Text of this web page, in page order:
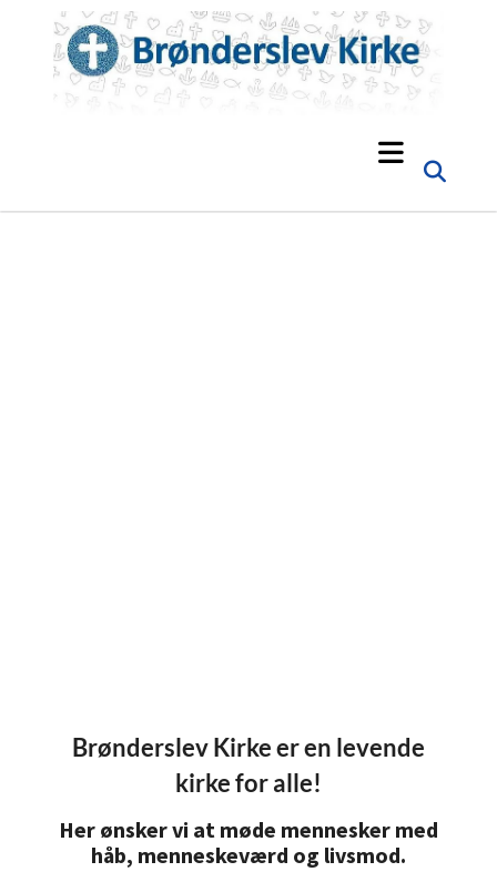
Brønderslev Kirke er en levende
kirke for alle!
Her ønsker vi at møde mennesker med
håb, menneskeværd og livsmod.